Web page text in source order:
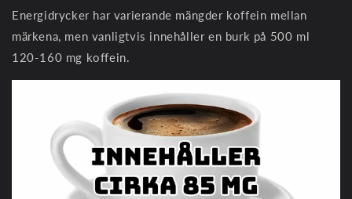
Energidrycker har varierande mängder koffein mellan
märkena, men vanligtvis innehåller en burk på 500 ml
120-160 mg koffein.